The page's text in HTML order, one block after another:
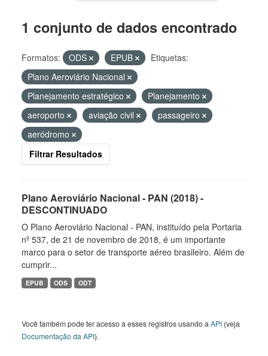
1 conjunto de dados encontrado
Formatos: ODS EPUB
Etiquetas:
Plano Aeroviário Nacional
Planejamento estratégico
Planejamento
aeroporto
aviação civil
passageiro
aeródromo
Filtrar Resultados
Plano Aeroviário Nacional - PAN (2018) -
DESCONTINUADO
O Plano Aeroviário Nacional - PAN, instituído pela Portaria
nº 537, de 21 de novembro de 2018, é um importante
marco para o setor de transporte aéreo brasileiro. Além de
cumprir...
EPUB ODS ODT
Você também pode ter acesso a esses registros usando a API (veja
Documentação da API).